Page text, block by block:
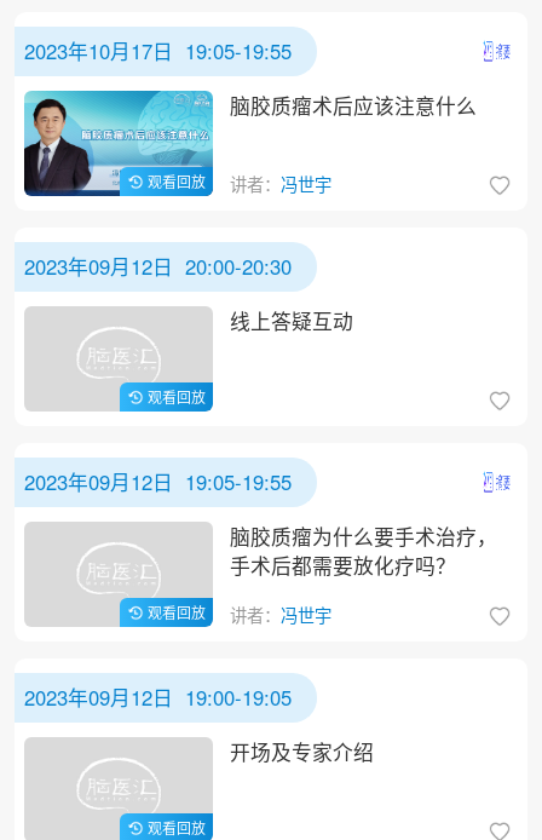
2023年10月17日 19:05-19:55
观看回放
脑胶质瘤术后应该注意什么
讲者： 冯世宇
2023年09月12日 20:00-20:30
观看回放
线上答疑互动
2023年09月12日 19:05-19:55
观看回放
脑胶质瘤为什么要手术治疗，
手术后都需要放化疗吗？
讲者： 冯世宇
2023年09月12日 19:00-19:05
观看回放
开场及专家介绍